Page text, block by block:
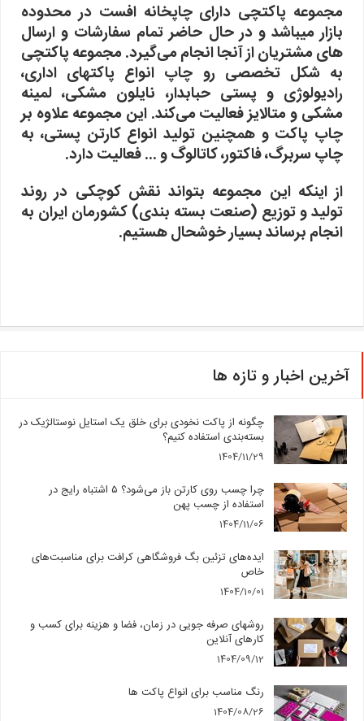
مجموعه پاکتچی دارای چاپخانه افست در محدوده
بازار میباشد و در حال حاضر تمام سفارشات و ارسال
های مشتریان از آنجا انجام می‌گیرد. مجموعه پاکتچی
به شکل تخصصی رو چاپ انواع پاکتهای اداری،
رادیولوژی و پستی حبابدار، نایلون مشکی، لمینه
مشکی و متالایز فعالیت می‌کند. این مجموعه علاوه بر
چاپ پاکت و همچنین تولید انواع کارتن پستی، به
چاپ سربرگ، فاکتور، کاتالوگ و ... فعالیت دارد.
از اینکه این مجموعه بتواند نقش کوچکی در روند
تولید و توزیع (صنعت بسته بندی) کشورمان ایران به
انجام برساند بسیار خوشحال هستیم.
آخرین اخبار و تازه ها
چگونه از پاکت نخودی برای خلق یک استایل نوستالژیک در
بسته‌بندی استفاده کنیم؟
1404/11/29
چرا چسب روی کارتن باز می‌شود؟ ۵ اشتباه رایج در
استفاده از چسب پهن
1404/11/06
ایده‌های تزئین بگ فروشگاهی کرافت برای مناسبت‌های
خاص
1404/10/01
روشهای صرفه جویی در زمان، فضا و هزینه برای کسب و
کارهای آنلاین
1404/09/12
رنگ مناسب برای انواع پاکت ها
1404/08/26